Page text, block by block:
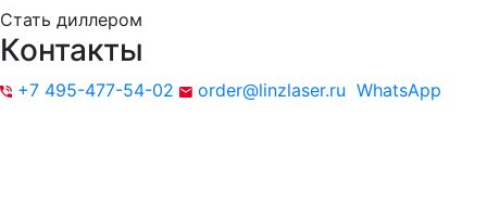
Стать диллером
Контакты
+7 495-477-54-02 order@linzlaser.ru WhatsApp